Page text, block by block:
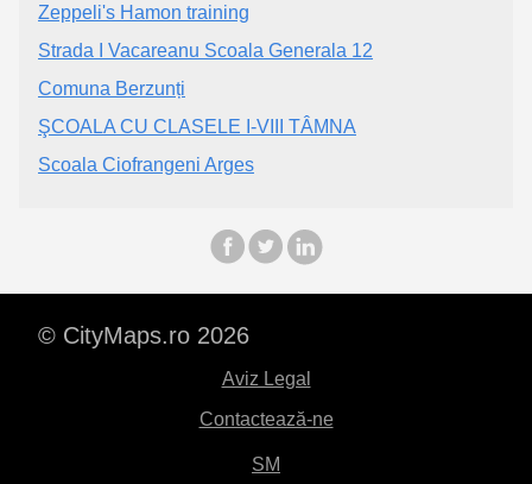
Zeppeli's Hamon training
Strada I Vacareanu Scoala Generala 12
Comuna Berzunți
ŞCOALA CU CLASELE I-VIII TÂMNA
Scoala Ciofrangeni Arges
© CityMaps.ro 2026
Aviz Legal
Contactează-ne
SM